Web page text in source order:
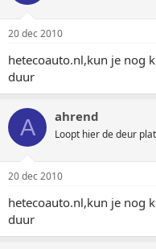
20 dec 2010
hetecoauto.nl,kun je nog
duur
A ahrend
Loopt hier de deur plat
20 dec 2010
hetecoauto.nl,kun je nog
duur